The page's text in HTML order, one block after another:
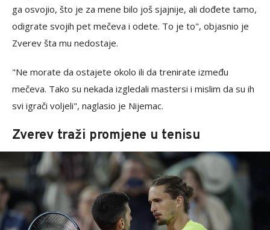
ga osvojio, što je za mene bilo još sjajnije, ali dođete tamo,
odigrate svojih pet mečeva i odete. To je to", objasnio je
Zverev šta mu nedostaje.
"Ne morate da ostajete okolo ili da trenirate između
mečeva. Tako su nekada izgledali mastersi i mislim da su ih
svi igrači voljeli", naglasio je Nijemac.
Zverev traži promjene u tenisu